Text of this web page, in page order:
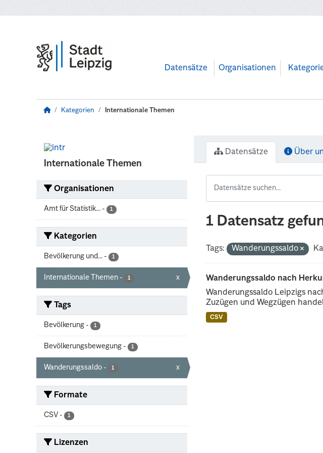
Datensätze Organisationen
Kategorien Internationale Themen
Internationale Themen
Organisationen
Amt für Statistik... - 1
Kategorien
Bevölkerung und... - 1
Internationale Themen - 1 x
Tags
Bevölkerung - 1
Bevölkerungsbewegung - 1
Wanderungssaldo - 1 x
Formate
CSV - 1
Lizenzen
Datensätze Über
1 Datensatz
Tags: Wanderungssaldo
Wanderungssaldo nach
Wanderungssaldo Leipzigs
Zuzügen und Wegzügen
CSV